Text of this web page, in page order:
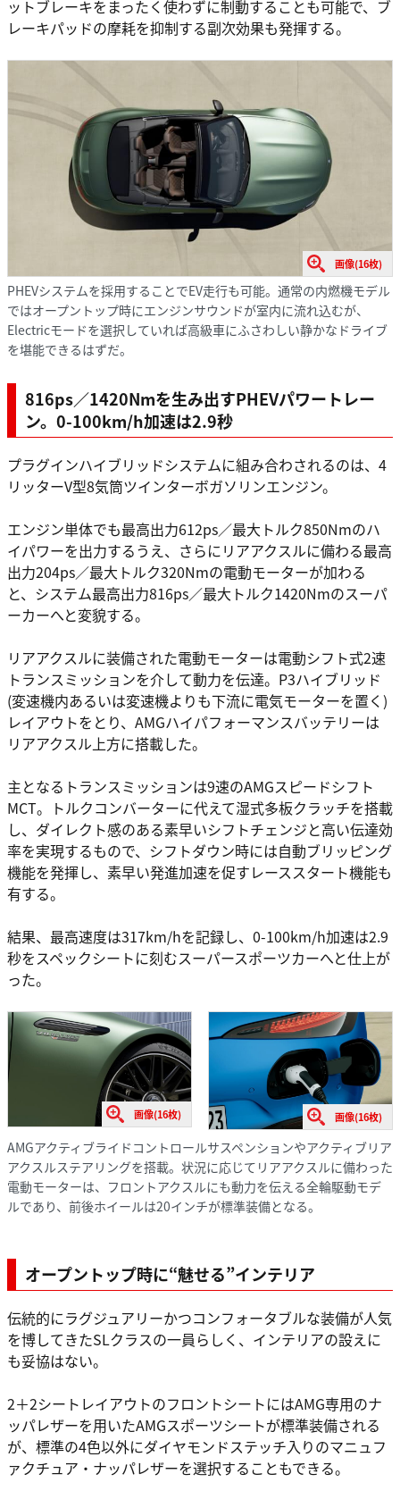
ットブレーキをまったく使わずに制動することも可能で、ブ
レーキパッドの摩耗を抑制する副次効果も発揮する。
画像(16枚)
PHEVシステムを採用することでEV走行も可能。通常の内燃機モデル
ではオープントップ時にエンジンサウンドが室内に流れ込むが、
Electricモードを選択していれば高級車にふさわしい静かなドライブ
を堪能できるはずだ。
816ps／1420Nmを生み出すPHEVパワートレー
ン。0-100km/h加速は2.9秒
プラグインハイブリッドシステムに組み合わされるのは、4
リッターV型8気筒ツインターボガソリンエンジン。
エンジン単体でも最高出力612ps／最大トルク850Nmのハ
イパワーを出力するうえ、さらにリアアクスルに備わる最高
出力204ps／最大トルク320Nmの電動モーターが加わる
と、システム最高出力816ps／最大トルク1420Nmのスーパ
ーカーへと変貌する。
リアアクスルに装備された電動モーターは電動シフト式2速
トランスミッションを介して動力を伝達。P3ハイブリッド
(変速機内あるいは変速機よりも下流に電気モーターを置く)
レイアウトをとり、AMGハイパフォーマンスバッテリーは
リアアクスル上方に搭載した。
主となるトランスミッションは9速のAMGスピードシフト
MCT。トルクコンバーターに代えて湿式多板クラッチを搭載
し、ダイレクト感のある素早いシフトチェンジと高い伝達効
率を実現するもので、シフトダウン時には自動ブリッピング
機能を発揮し、素早い発進加速を促すレーススタート機能も
有する。
結果、最高速度は317km/hを記録し、0-100km/h加速は2.9
秒をスペックシートに刻むスーパースポーツカーへと仕上が
った。
画像(16枚) 画像(16枚)
AMGアクティブライドコントロールサスペンションやアクティブリア
アクスルステアリングを搭載。状況に応じてリアアクスルに備わった
電動モーターは、フロントアクスルにも動力を伝える全輪駆動モデ
ルであり、前後ホイールは20インチが標準装備となる。
オープントップ時に“魅せる”インテリア
伝統的にラグジュアリーかつコンフォータブルな装備が人気
を博してきたSLクラスの一員らしく、インテリアの設えに
も妥協はない。
2＋2シートレイアウトのフロントシートにはAMG専用のナ
ッパレザーを用いたAMGスポーツシートが標準装備される
が、標準の4色以外にダイヤモンドステッチ入りのマニュフ
ァクチュア・ナッパレザーを選択することもできる。